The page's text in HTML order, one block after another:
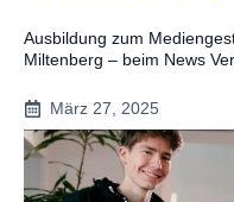
Ausbildung zum
Miltenberg – beim News
März 27, 2025